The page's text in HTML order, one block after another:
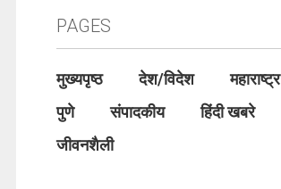
PAGES
मुख्यपृष्ठ देश/विदेश
महाराष्ट्र
पुणे
संपादकीय
हिंदी खबरे
जीवनशैली